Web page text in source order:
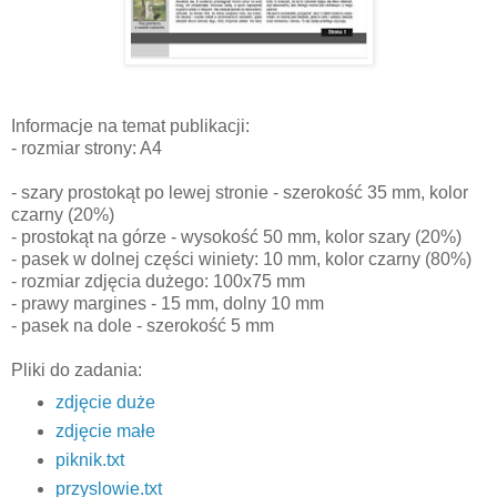
Informacje na temat publikacji:
- rozmiar strony: A4
- szary prostokąt po lewej stronie - szerokość 35 mm, kolor
czarny (20%)
- prostokąt na górze - wysokość 50 mm, kolor szary (20%)
- pasek w dolnej części winiety: 10 mm, kolor czarny (80%)
- rozmiar zdjęcia dużego: 100x75 mm
- prawy margines - 15 mm, dolny 10 mm
- pasek na dole - szerokość 5 mm
Pliki do zadania:
zdjęcie duże
zdjęcie małe
piknik.txt
przyslowie.txt